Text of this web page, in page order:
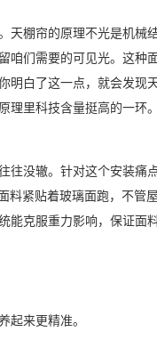
天棚帘的原理不光是机械
咱们需要的可见光。这种
明白了这一点，就会发现
理里科技含量挺高的一环
往没辙。针对这个安装痛
料紧贴着玻璃面跑，不管
能克服重力影响，保证面
起来更精准。